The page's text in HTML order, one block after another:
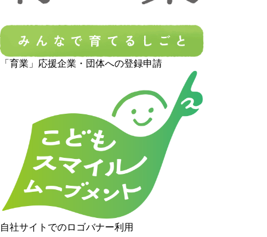
「育業」応援企業・団体への登録申請
自社サイトでのロゴバナー利用